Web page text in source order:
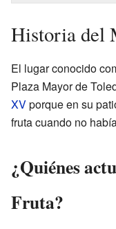
Historia del
El lugar conocido
Plaza Mayor de
XVporque en su
fruta cuando no
¿Quiénes
Fruta?